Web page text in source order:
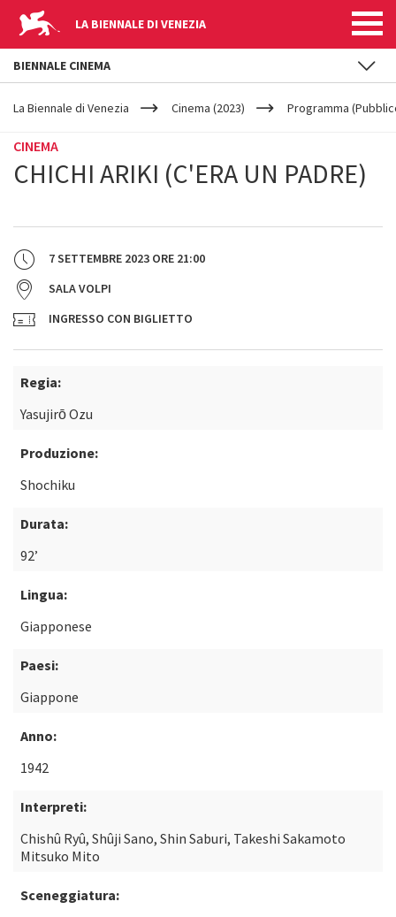
LA BIENNALE DI VENEZIA
YOUR
ARE
La Biennale di Venezia Cinema (2023) Programma
CINEMA
CHICHI ARIKI (C'ERA UN PADRE)
7 SETTEMBRE 2023 ORE 21:00
SALA VOLPI
INGRESSO CON BIGLIETTO
Regia:
Yasujirō Ozu
Produzione:
Shochiku
Durata:
92’
Lingua:
Giapponese
Paesi:
Giappone
Anno:
1942
Interpreti:
Chishû Ryû, Shûji Sano, Shin Saburi, Takeshi Sakamoto
Mitsuko Mito
Sceneggiatura:
BIENNALE CINEMA